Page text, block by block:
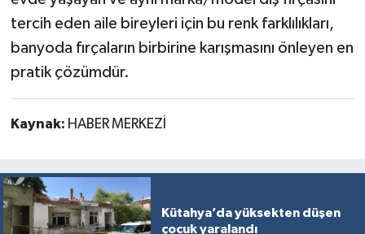
tercih eden aile bireyleri için bu renk farklılıkları,
banyoda fırçaların birbirine karışmasını önleyen en
pratik çözümdür.
Kaynak: HABER MERKEZİ
Kütahya’da yüksekten düşen
çocuk yaralandı